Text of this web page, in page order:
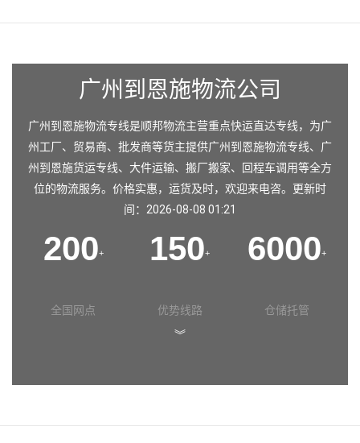
广州到恩施物流公司
广州到恩施物流专线是顺邦物流主营重点快运直达专线，为广
州工厂、贸易商、批发商等货主提供广州到恩施物流专线、广
州到恩施货运专线、大件运输、搬厂搬家、回程车调用等全方
位的物流服务。价格实惠，运货及时，欢迎来电咨。更新时
间：2026-08-08 01:21
200+
全国网点
150+
优势线路
6000+
仓储托管
︾